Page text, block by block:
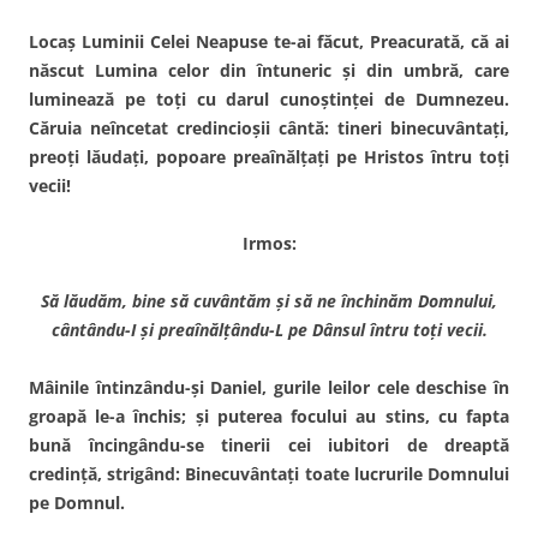
Locaş Luminii Celei Neapuse te-ai făcut, Preacurată, că ai
născut Lumina celor din întuneric şi din umbră, care
luminează pe toţi cu darul cunoştinţei de Dumnezeu.
Căruia neîncetat credincioşii cântă: tineri binecuvântaţi,
preoţi lăudaţi, popoare preaînălţaţi pe Hristos întru toţi
vecii!
Irmos:
Să lăudăm, bine să cuvântăm şi să ne închinăm Domnului,
cântându-I şi preaînălţându-L pe Dânsul întru toţi vecii.
Mâinile întinzându-şi Daniel, gurile leilor cele deschise în
groapă le-a închis; şi puterea focului au stins, cu fapta
bună încingându-se tinerii cei iubitori de dreaptă
credinţă, strigând: Binecuvântaţi toate lucrurile Domnului
pe Domnul.